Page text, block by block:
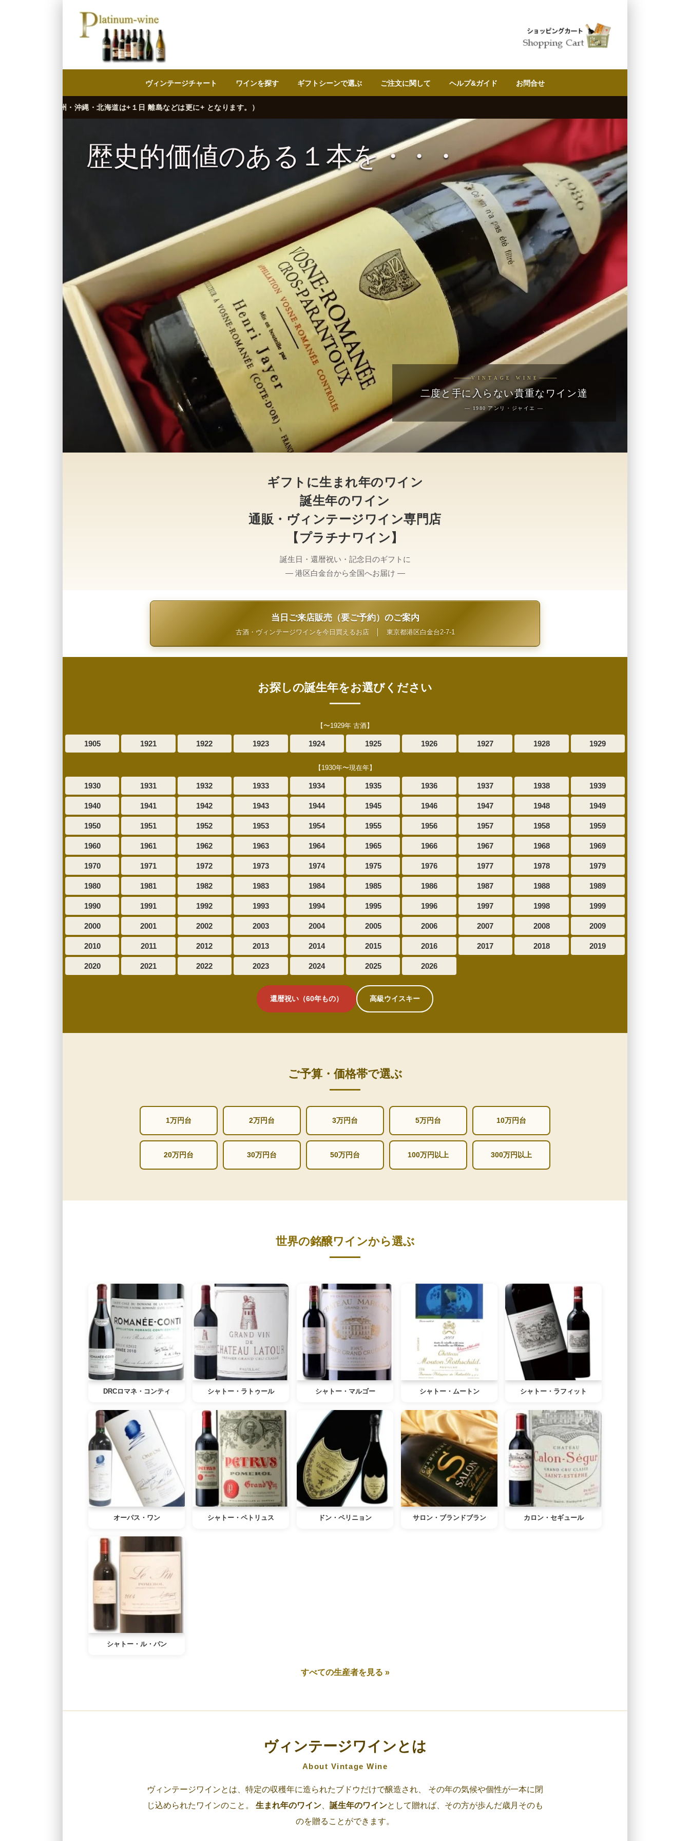
ヴィンテージチャート ワインを探す ギフトシーンで選ぶ ご注文に関して ヘルプ&ガイド お問合せ
海道は+１日 離島などは更に+ となります。）
VINTAGE WINE
二度と手に入らない貴重なワイン達
― 1980 アンリ・ジャイエ ―
Vintage Wine
結婚式という、人生最良の日に。
― 花嫁様からご両親へ、永遠の感謝を込めて ―
歴史的価値のある１本を・・・
ギフトに生まれ年のワイン
そして様々なシーンで…
ギフトに生まれ年のワイン
誕生年のワイン
通販・ヴィンテージワイン専門店
【プラチナワイン】
誕生日・還暦祝い・記念日のギフトに
— 港区白金台から全国へお届け —
当日ご来店販売（要ご予約）のご案内
古酒・ヴィンテージワインを今日買えるお店│ 東京都港区白金台2-7-1
お探しの誕生年をお選びください
【〜1929年 古酒】
1905 1921 1922 1923 1924 1925 1926 1927 1928 1929
【1930年〜現在年】
1930 1931 1932 1933 1934 1935 1936 1937 1938 1939
1940 1941 1942 1943 1944 1945 1946 1947 1948 1949
1950 1951 1952 1953 1954 1955 1956 1957 1958 1959
1960 1961 1962 1963 1964 1965 1966 1967 1968 1969
1970 1971 1972 1973 1974 1975 1976 1977 1978 1979
1980 1981 1982 1983 1984 1985 1986 1987 1988 1989
1990 1991 1992 1993 1994 1995 1996 1997 1998 1999
2000 2001 2002 2003 2004 2005 2006 2007 2008 2009
2010 2011 2012 2013 2014 2015 2016 2017 2018 2019
2020 2021 2022 2023 2024 2025 2026
還暦祝い（60年もの） 高級ウイスキー
ご予算・価格帯で選ぶ
1万円台 2万円台 3万円台 5万円台 10万円台
20万円台 30万円台 50万円台 100万円以上 300万円以上
世界の銘醸ワインから選ぶ
DRCロマネ・コンティ シャトー・ラトゥール シャトー・マルゴー シャトー・ムートン シャトー・ラフィット
オーパス・ワン シャトー・ペトリュス ドン・ペリニョン サロン・ブランドブラン カロン・セギュール
シャトー・ル・パン
すべての生産者を見る »
ヴィンテージワインとは
About Vintage Wine
ヴィンテージワインとは、特定の収穫年に造られたブドウだけで醸造され、 その年の気候や個性が一本に閉
じ込められたワインのこと。 生まれ年のワイン 誕生年のワインとして贈れば、その方が歩んだ歳月そのも
のを贈ることができます。